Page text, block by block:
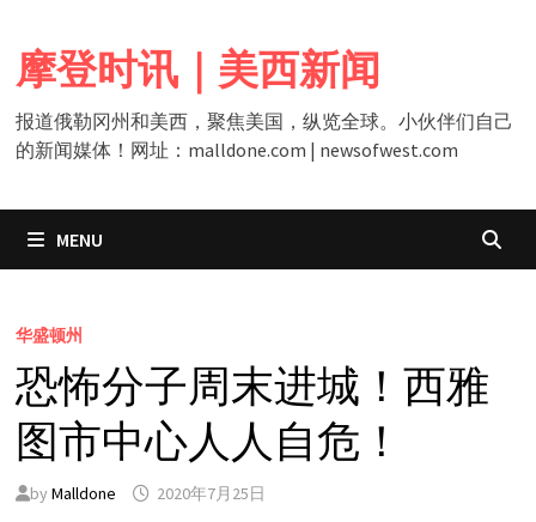
content
摩登时讯｜美西新闻
报道俄勒冈州和美西，聚焦美国，纵览全球。小伙伴们自己
的新闻媒体！网址：malldone.com | newsofwest.com
MENU
华盛顿州
恐怖分子周末进城！西雅
图市中心人人自危！
by Malldone 2020年7月25日